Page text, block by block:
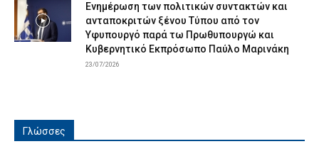
Ενημέρωση των πολιτικών συντακτών και
ανταποκριτών ξένου Τύπου από τον
Υφυπουργό παρά τω Πρωθυπουργώ και
Κυβερνητικό Εκπρόσωπο Παύλο Μαρινάκη
23/07/2026
Γλώσσες